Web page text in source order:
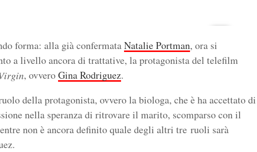
forma: alla già confermataNatalie Portman, ora si
a livello ancora di trattative, la protagonista del telefilm
, ovveroGina Rodriguez.
della protagonista, ovvero la biologa, che è ha accettato di
nella speranza di ritrovare il marito, scomparso con il
non è ancora definito quale degli altri tre ruoli sarà